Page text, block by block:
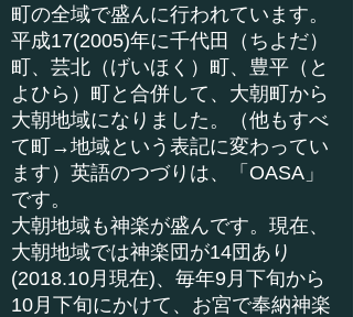
町の全域で盛んに行われています。
平成17(2005)年に千代田（ちよだ）
町、芸北（げいほく）町、豊平（と
よひら）町と合併して、大朝町から
大朝地域になりました。（他もすべ
て町→地域という表記に変わってい
ます）英語のつづりは、「OASA」
です。
大朝地域も神楽が盛んです。現在、
大朝地域では神楽団が14団あり
(2018.10月現在)、毎年9月下旬から
10月下旬にかけて、お宮で奉納神楽